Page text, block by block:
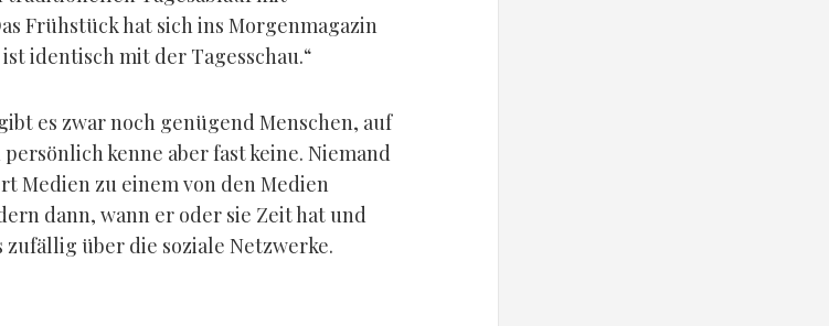
Frühstück hat sich ins Morgenmagazin
identisch mit der Tagesschau.“
es zwar noch genügend Menschen, auf
kenne aber fast keine. Niemand
Medien zu einem von den Medien
dann, wann er oder sie Zeit hat und
zufällig über die soziale Netzwerke.